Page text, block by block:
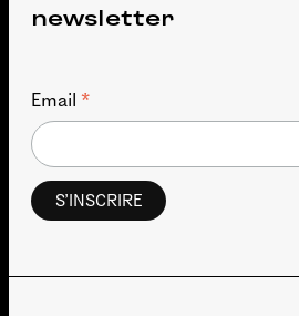
newsletter
Email *